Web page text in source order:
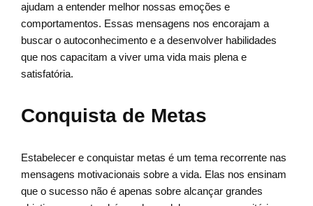
ajudam a entender melhor nossas emoções e
comportamentos. Essas mensagens nos encorajam a
buscar o autoconhecimento e a desenvolver habilidades
que nos capacitam a viver uma vida mais plena e
satisfatória.
Conquista de Metas
Estabelecer e conquistar metas é um tema recorrente nas
mensagens motivacionais sobre a vida. Elas nos ensinam
que o sucesso não é apenas sobre alcançar grandes